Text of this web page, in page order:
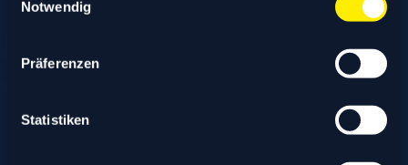
gesammelt haben.
Notwendig
Präferenzen
Statistiken
Android
High-performance iOS and Android apps
that deliver real impact. With over 10 years